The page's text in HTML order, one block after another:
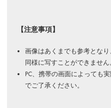
【注意事項】
画像はあくまでも参考とな
同様に写すことができません
PC、携帯の画面によっても
でご了承ください。